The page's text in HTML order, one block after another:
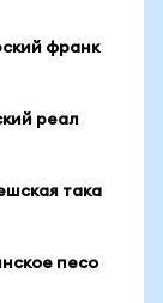
франк
реал
така
песо